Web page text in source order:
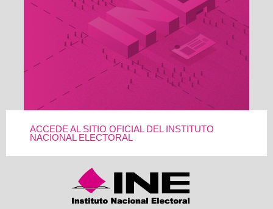
ACCEDE AL SITIO OFICIAL DEL INSTITUTO
NACIONAL ELECTORAL